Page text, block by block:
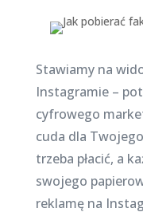
Stawiamy na
Instagramie –
cyfrowego
cuda dla
trzeba płacić, a
swojego
reklamę na